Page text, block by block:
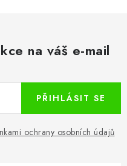
na váš e-mail
ochrany osobních údajů
PŘIHLÁSIT SE